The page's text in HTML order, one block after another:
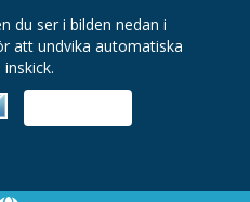
du ser i bilden nedan i
att undvika automatiska